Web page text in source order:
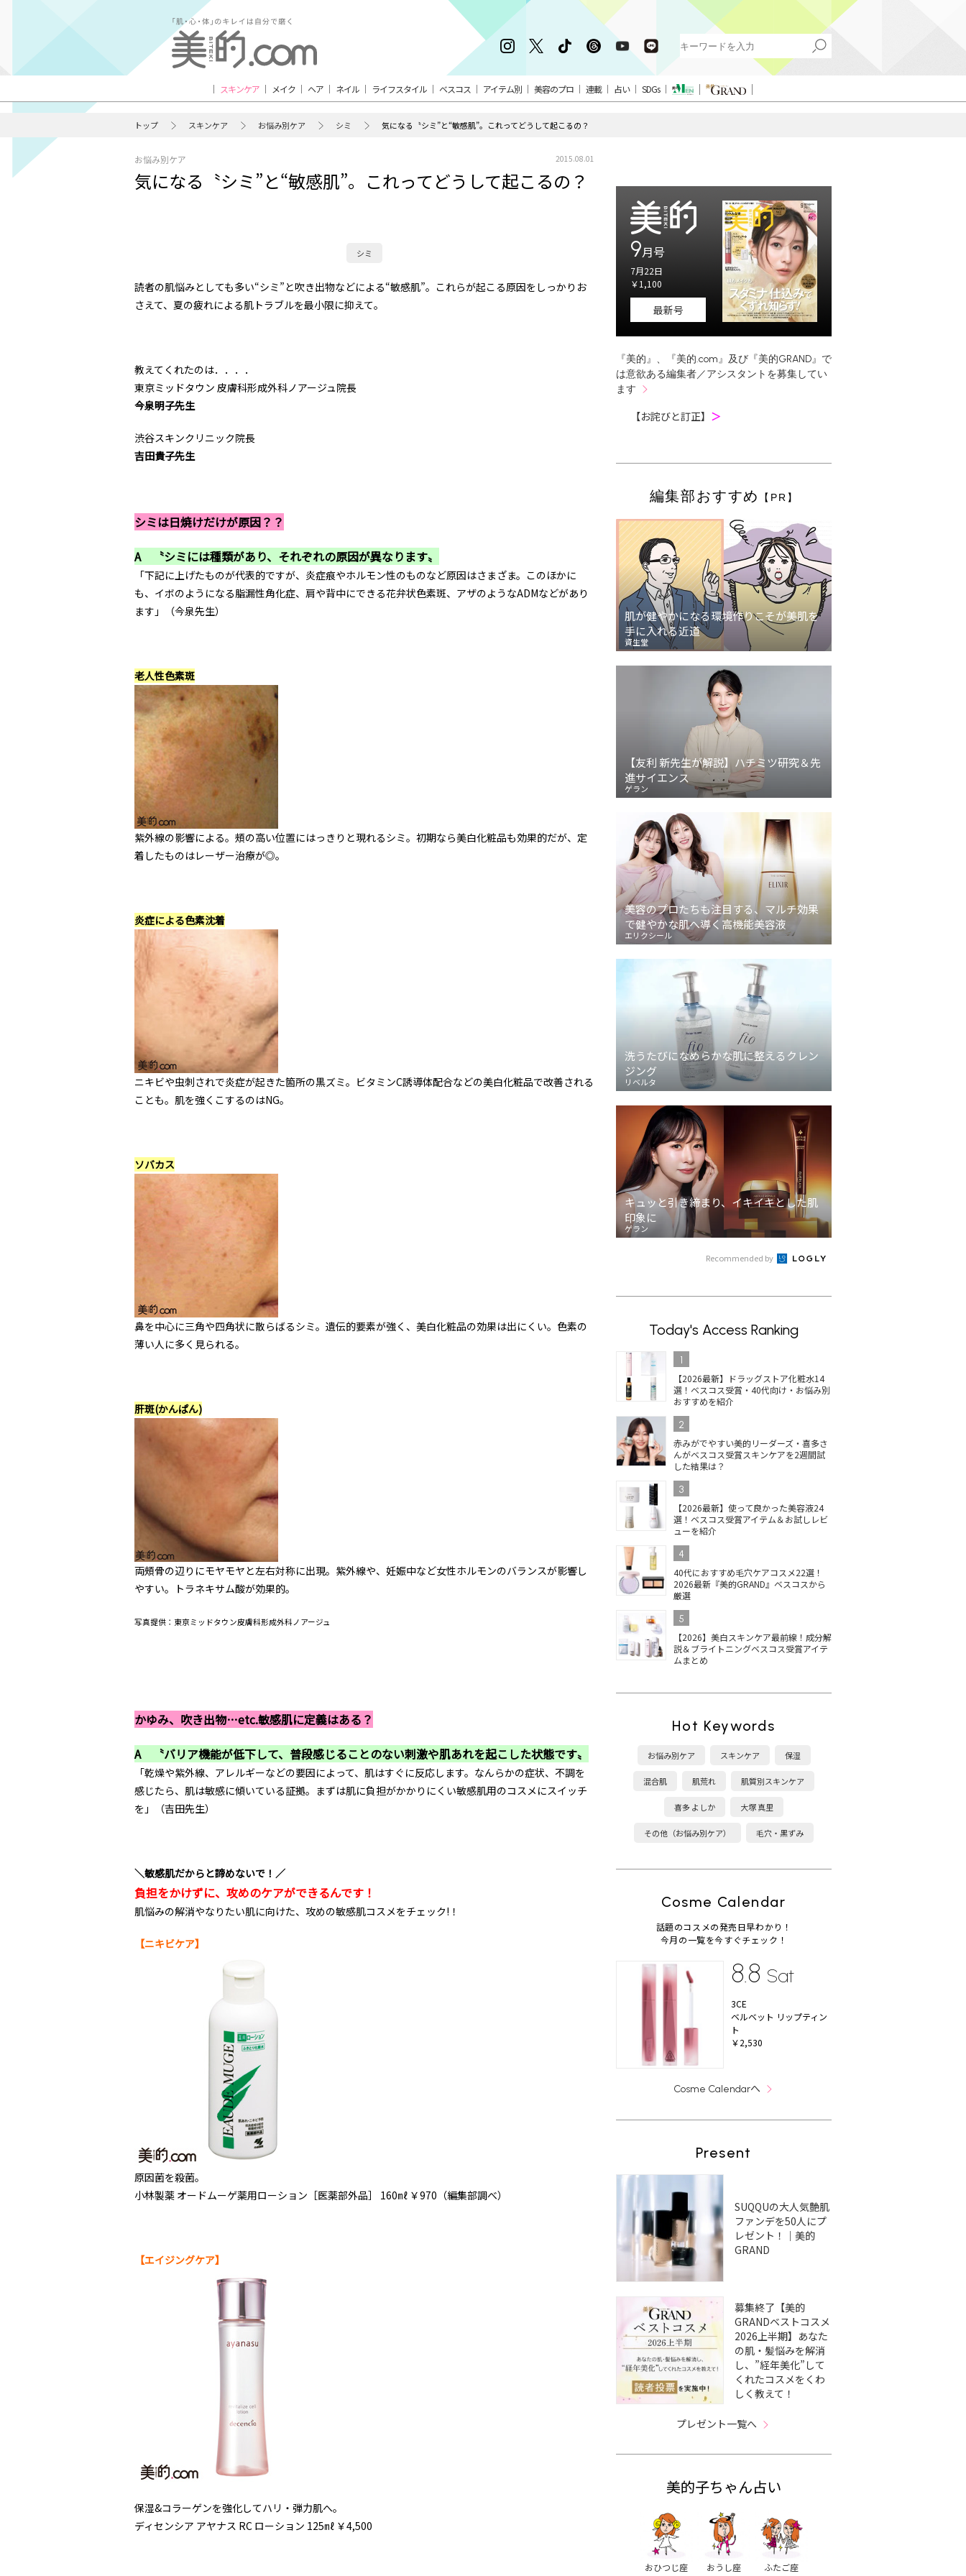
スキンケア メイク ヘア ネイル ライフスタイル ベスコス アイテム別 美容のプロ 連載 占い SDGs
トップ スキンケア お悩み別ケア シミ 気になる〝シミ”と“敏感肌”。これってどうして起こるの？
お悩み別ケア 2015.08.01
気になる〝シミ”と“敏感肌”。これってどうして起こるの？
シミ
読者の肌悩みとしても多い“シミ”と吹き出物などによる“敏感肌”。これらが起こる原因をしっかりお
さえて、夏の疲れによる肌トラブルを最小限に抑えて。
教えてくれたのは．．．．
東京ミッドタウン 皮膚科形成外科ノアージュ院長
今泉明子先生
渋谷スキンクリニック院長
吉田貴子先生
シミは日焼けだけが原因？？
A 〝シミには種類があり、それぞれの原因が異なります〟
「下記に上げたものが代表的ですが、炎症痕やホルモン性のものなど原因はさまざま。このほかに
も、イボのようになる脂漏性角化症、肩や背中にできる花弁状色素斑、アザのようなADMなどがあり
ます」（今泉先生）
老人性色素斑
紫外線の影響による。頰の高い位置にはっきりと現れるシミ。初期なら美白化粧品も効果的だが、定
着したものはレーザー治療が◎。
炎症による色素沈着
ニキビや虫刺されで炎症が起きた箇所の黒ズミ。ビタミンC誘導体配合などの美白化粧品で改善される
ことも。肌を強くこするのはNG。
ソバカス
鼻を中心に三角や四角状に散らばるシミ。遺伝的要素が強く、美白化粧品の効果は出にくい。色素の
薄い人に多く見られる。
肝斑(かんぱん)
両頰骨の辺りにモヤモヤと左右対称に出現。紫外線や、妊娠中など女性ホルモンのバランスが影響し
やすい。トラネキサム酸が効果的。
写真提供：東京ミッドタウン皮膚科形成外科ノアージュ
かゆみ、吹き出物…etc.敏感肌に定義はある？
A 〝バリア機能が低下して、普段感じることのない刺激や肌あれを起こした状態です〟
「乾燥や紫外線、アレルギーなどの要因によって、肌はすぐに反応します。なんらかの症状、不調を
感じたら、肌は敏感に傾いている証拠。まずは肌に負担がかかりにくい敏感肌用のコスメにスイッチ
を」（吉田先生）
＼敏感肌だからと諦めないで！／
負担をかけずに、攻めのケアができるんです！
肌悩みの解消やなりたい肌に向けた、攻めの敏感肌コスメをチェック!！
【ニキビケア】
原因菌を殺菌。
小林製薬 オードムーゲ薬用ローション［医薬部外品］ 160㎖ ￥970（編集部調べ）
【エイジングケア】
保湿&コラーゲンを強化してハリ・弾力肌へ。
ディセンシア アヤナス RC ローション 125㎖ ￥4,500
9月号
7月22日
￥1,100
最新号
『美的』、『美的.com』及び『美的GRAND』で
は意欲ある編集者／アシスタントを募集してい
ます
【お詫びと訂正】 ＞
編集部おすすめ 【PR】
肌が健やかになる環境作りこそが美肌を
手に入れる近道
資生堂
【友利 新先生が解説】ハチミツ研究＆先
進サイエンス
ゲラン
美容のプロたちも注目する、マルチ効果
で健やかな肌へ導く高機能美容液
エリクシール
洗うたびになめらかな肌に整えるクレン
ジング
リベルタ
キュッと引き締まり、イキイキとした肌
印象に
ゲラン
Recommended by
Today's Access Ranking
1
【2026最新】ドラッグストア化粧水14
選！ベスコス受賞・40代向け・お悩み別
おすすめを紹介
2
赤みがでやすい美的リーダーズ・喜多さ
んがベスコス受賞スキンケアを2週間試
した結果は？
3
【2026最新】使って良かった美容液24
選！ベスコス受賞アイテム＆お試しレビ
ューを紹介
4
40代におすすめ毛穴ケアコスメ22選！
2026最新『美的GRAND』ベスコスから
厳選
5
【2026】美白スキンケア最前線！成分解
説＆ブライトニングベスコス受賞アイテ
ムまとめ
Hot Keywords
お悩み別ケア スキンケア 保湿
混合肌 肌荒れ 肌質別スキンケア
喜多 よしか 大塚 真里
その他（お悩み別ケア） 毛穴・黒ずみ
Cosme Calendar
話題のコスメの発売日早わかり！
今月の一覧を今すぐチェック！
8.8 Sat
3CE
ベルベット リップティン
ト
￥2,530
Cosme Calendarへ
Present
SUQQUの大人気艶肌
ファンデを50人にプ
レゼント！｜美的
GRAND
募集終了【美的
GRANDベストコスメ
2026上半期】あなた
の肌・髪悩みを解消
し、”経年美化”して
くれたコスメをくわ
しく教えて！
プレゼント一覧へ
美的子ちゃん占い
おひつじ座 おうし座 ふたご座